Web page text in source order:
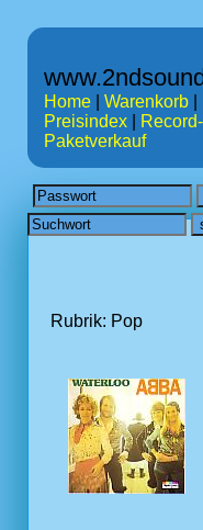
Home Warenkorb
Preisindex
Paketverkauf
Rubrik: Pop